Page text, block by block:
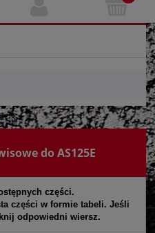
do AS125E
części.
części w formie tabeli. Jeśli
odpowiedni wiersz.